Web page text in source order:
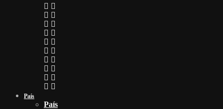
País
País